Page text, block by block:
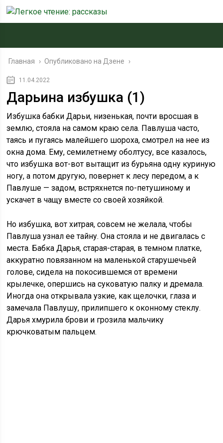
Главная › Опубликовано на Дзене ›
11.04.2022
Дарьина избушка (1)
Избушка бабки Дарьи, низенькая, почти вросшая в
землю, стояла на самом краю села. Павлуша часто,
таясь и пугаясь малейшего шороха, смотрел на нее из
окна дома. Ему, семилетнему оболтусу, все казалось,
что избушка вот-вот вытащит из бурьяна одну куриную
ногу, а потом другую, повернет к лесу передом, а к
Павлуше — задом, встряхнется по-петушиному и
ускачет в чащу вместе со своей хозяйкой.
Но избушка, вот хитрая, совсем не желала, чтобы
Павлуша узнал ее тайну. Она стояла и не двигалась с
места. Бабка Дарья, старая-старая, в темном платке,
аккуратно повязанном на маленькой старушечьей
голове, сидела на покосившемся от времени
крылечке, опершись на суковатую палку и дремала.
Иногда она открывала узкие, как щелочки, глаза и
замечала Павлушу, прилипшего к оконному стеклу.
Дарья хмурила брови и грозила мальчику
крючковатым пальцем.